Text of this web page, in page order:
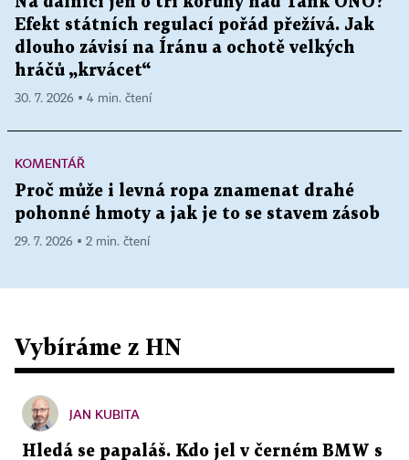
Efekt státních regulací pořád přežívá. Jak
dlouho závisí na Íránu a ochotě velkých
hráčů „krvácet“
30. 7. 2026 ▪ 4 min. čtení
KOMENTÁŘ
Proč může i levná ropa znamenat drahé
pohonné hmoty a jak je to se stavem zásob
29. 7. 2026 ▪ 2 min. čtení
Vybíráme z HN
JAN KUBITA
Hledá se papaláš. Kdo jel v černém BMW s